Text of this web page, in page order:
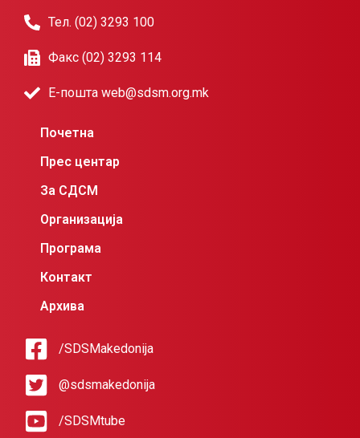
Тел. (02) 3293 100
Факс (02) 3293 114
Е-пошта web@sdsm.org.mk
Почетна
Прес центар
За СДСМ
Организација
Програма
Контакт
Архива
/SDSMakedonija
@sdsmakedonija
/SDSMtube